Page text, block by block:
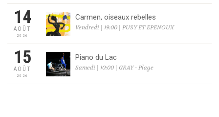
14
AOÛT
2026
Carmen, oiseaux rebelles
Vendredi | 19:00 | PUSY ET EPENOUX
15
AOÛT
2026
Piano du Lac
Samedi | 10:00 | GRAY - Plage